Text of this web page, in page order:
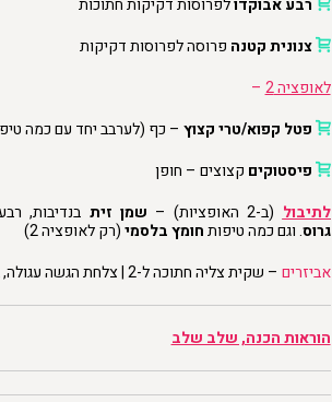
צנונית קטנה פרוסה לפרוסות דקיקות
לאופציה 2 –
פטל קפוא/טרי קצוץ – כף (לערבב יחד עם כמה
פיסטוקים קצוצים – חופן
לתיבול (ב-2 האופציות) – שמן זית בנדיבות,
גרוס.וגם כמה טיפותחומץ בלסמי(רק לאופציה 2)
אביזרים – שקית צליה חתוכה ל-2 | צלחת הגשה עגולה, בהירה ושטוחה
הוראות הכנה, שלב שלב